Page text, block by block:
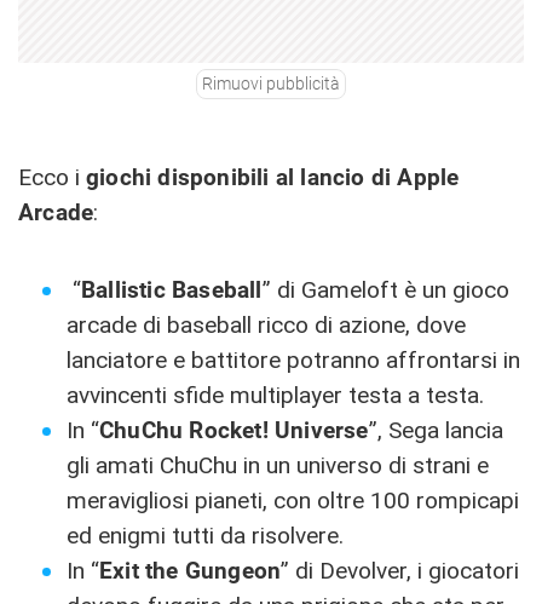
Rimuovi pubblicità
Ecco i giochi disponibili al lancio di Apple
Arcade:
“Ballistic Baseball” di Gameloft è un gioco
arcade di baseball ricco di azione, dove
lanciatore e battitore potranno affrontarsi in
avvincenti sfide multiplayer testa a testa.
In “ChuChu Rocket! Universe”, Sega lancia
gli amati ChuChu in un universo di strani e
meravigliosi pianeti, con oltre 100 rompicapi
ed enigmi tutti da risolvere.
In “Exit the Gungeon” di Devolver, i giocatori